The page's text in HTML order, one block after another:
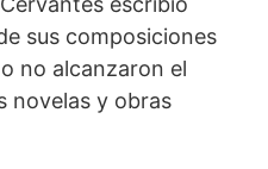
sus composiciones
no alcanzaron el
novelas y obras